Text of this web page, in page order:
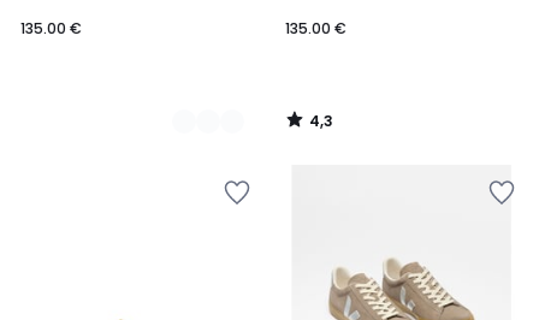
135.00 €
135.00 €
4,3
/